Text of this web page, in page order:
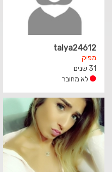
talya24612
מפיק
31 שנים
לא מחובר